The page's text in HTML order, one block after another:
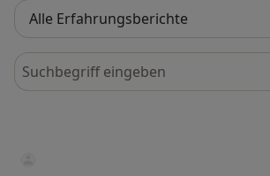
Bewertungen durchsuchen